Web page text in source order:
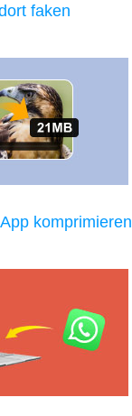
faken
komprimieren